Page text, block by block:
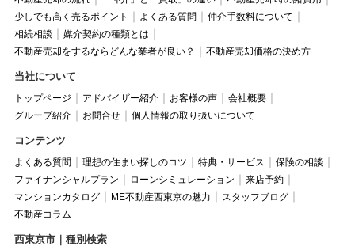
少しでも高く売るポイント
よくある質問
仲介手数料について
相続相談
媒介契約の種類とは
不動産売却をするならどんな業者が良い？
不動産売却価格の決め方
当社について
トップページ アドバイザー紹介 お客様の声
会社概要
グループ紹介
お問合せ 個人情報の取り扱いについて
コンテンツ
よくある質問 理想の住まい探しのコツ 特典・サービス
保険の相談
ファイナンシャルプラン
ローンシミュレーション
来店予約
マンションカタログ
ME不動産西東京の魅力
スタッフブログ
不動産コラム
西東京市｜種別検索